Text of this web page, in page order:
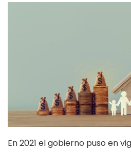
En 2021 el gobierno puso en